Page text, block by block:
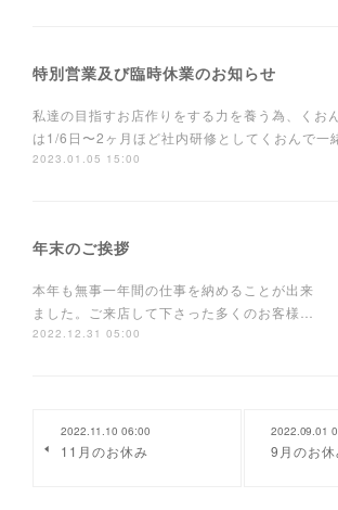
特別営業及び臨時休業のお知らせ
私達の目指すお店作りをする力を養う為、くお
は1/6日〜2ヶ月ほど社内研修としてくおんで一
2023.01.05 15:00
年末のご挨拶
本年も無事一年間の仕事を納めることが出来
ました。ご来店して下さった多くのお客様…
2022.12.31 05:00
2022.11.10 06:00
11月のお休み
2022.09.01
9月のお休